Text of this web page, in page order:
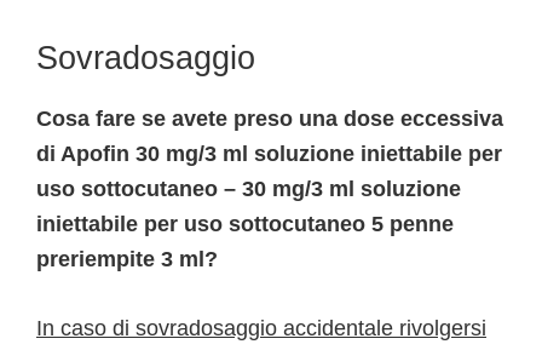
Sovradosaggio
Cosa fare se avete preso una dose eccessiva
di Apofin 30 mg/3 ml soluzione iniettabile per
uso sottocutaneo – 30 mg/3 ml soluzione
iniettabile per uso sottocutaneo 5 penne
preriempite 3 ml?
In caso di sovradosaggio accidentale rivolgersi